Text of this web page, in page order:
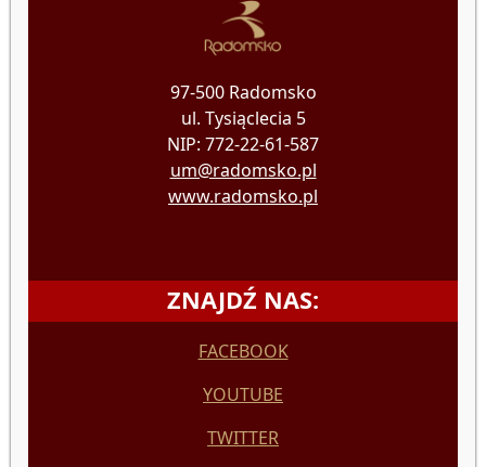
97-500 Radomsko
ul. Tysiąclecia 5
NIP: 772-22-61-587
um@radomsko.pl
www.radomsko.pl
ZNAJDŹ NAS:
FACEBOOK
YOUTUBE
TWITTER